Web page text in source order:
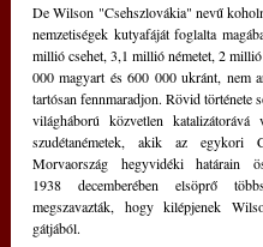
De Wilson "Csehszlovákia" nevű
nemzetiségek kutyafáját foglalta
millió csehet, 3,1 millió németet, 2
000 magyart és 600 000 ukránt, nem
tartósan fennmaradjon. Rövid története
világháború közvetlen
szudétanémetek, akik az egykori
Morvaország hegyvidéki határain
1938 decemberében elsöprő
megszavazták, hogy kilépjenek
gátjából.